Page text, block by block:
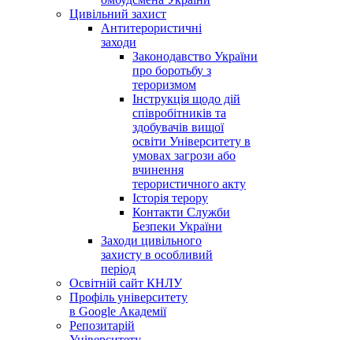
Цивільний захист
Антитерористичні
заходи
Законодавство України
про боротьбу з
тероризмом
Інструкція щодо дій
співробітників та
здобувачів вищої
освіти Університету в
умовах загрози або
вчинення
терористичного акту
Історія терору
Контакти Служби
Безпеки України
Заходи цивільного
захисту в особливий
період
Освітній сайт КНЛУ
Профіль університету
в Google Академії
Репозитарій